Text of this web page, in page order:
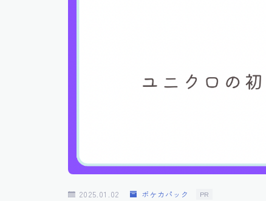
2025.01.02 ポケカパック PR